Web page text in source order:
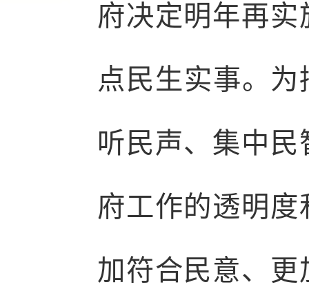
府决定明年再
点民生实事。
听民声、集中
府工作的透明
加符合民意、